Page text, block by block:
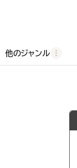
他のジャンル